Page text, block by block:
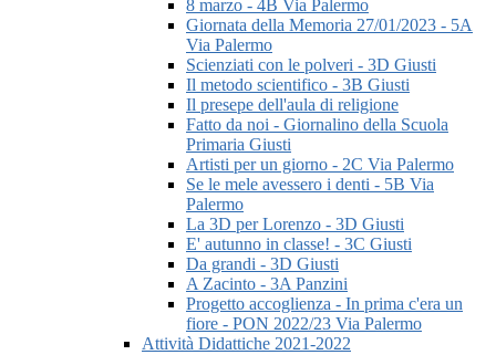
8 marzo - 4B Via Palermo
Giornata della Memoria 27/01/2023 - 5A
Via Palermo
Scienziati con le polveri - 3D Giusti
Il metodo scientifico - 3B Giusti
Il presepe dell'aula di religione
Fatto da noi - Giornalino della Scuola
Primaria Giusti
Artisti per un giorno - 2C Via Palermo
Se le mele avessero i denti - 5B Via
Palermo
La 3D per Lorenzo - 3D Giusti
E' autunno in classe! - 3C Giusti
Da grandi - 3D Giusti
A Zacinto - 3A Panzini
Progetto accoglienza - In prima c'era un
fiore - PON 2022/23 Via Palermo
Attività Didattiche 2021-2022